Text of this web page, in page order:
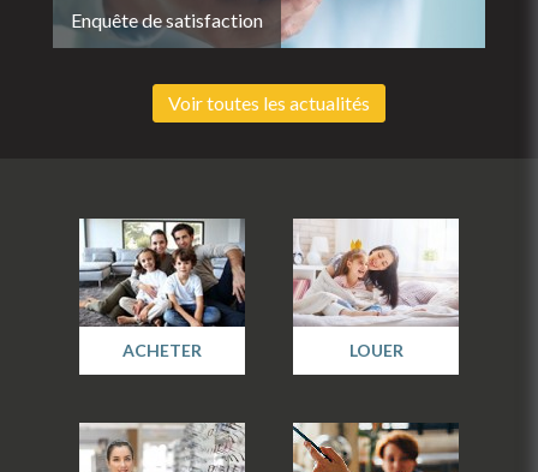
Enquête de satisfaction
Voir toutes les actualités
ACHETER LOUER